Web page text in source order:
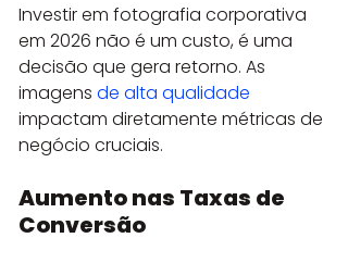
Investir em fotografia corporativa
em 2026 não é um custo, é uma
decisão que gera retorno. As
imagens de alta qualidade
impactam diretamente métricas de
negócio cruciais.
Aumento nas Taxas de
Conversão